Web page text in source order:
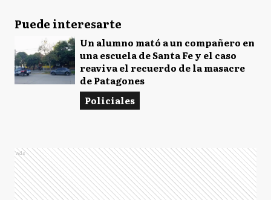
Puede interesarte
Un alumno mató a un compañero en
una escuela de Santa Fe y el caso
reaviva el recuerdo de la masacre
de Patagones
Policiales
Ads